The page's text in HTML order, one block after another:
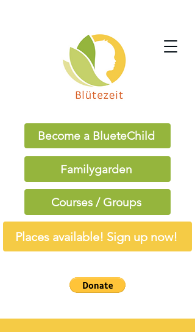
Become a BlueteChild
Familygarden
Courses / Groups
Places available! Sign up now!